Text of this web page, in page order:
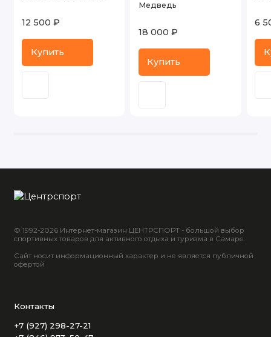
12 500 ₽
Купить
Медведь
18 000 ₽
Купить
6
© 1992-2026 Интернет-магазин ЦЕНТРСПОРТ - большой выбор
спортивных товаров для активного отдыха и туризма в Самаре.
Сайт носит информационный характер и не является публичной
офертой
Контакты
+7 (927) 298-27-21